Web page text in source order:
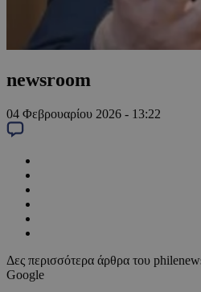
newsroom
04 Φεβρουαρίου 2026 - 13:22
Δες περισσότερα άρθρα του
Google